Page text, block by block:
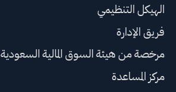
الهيكل التنظيمي
فريق الإدارة
مرخصة من هيئة السوق المالية السعودية
مركز المساعدة